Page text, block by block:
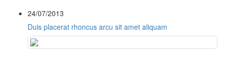
24/07/2013
Duis placerat rhoncus arcu sit amet aliquam